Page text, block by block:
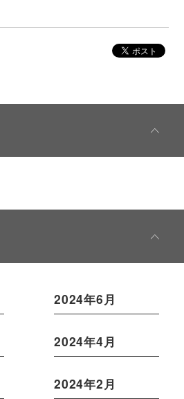
2024年6月
2024年4月
2024年2月